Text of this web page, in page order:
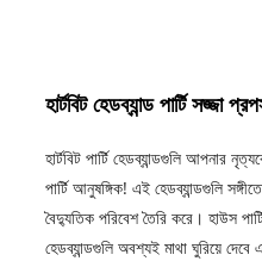
হার্টবিট হেডব্যান্ড পার্টি সজ্জা
হার্টবিট পার্টি হেডব্যান্ডগুলি আপনার
পার্টি আনুষঙ্গিক! এই হেডব্যান্ডগুলি
বৈদ্যুতিক পরিবেশ তৈরি করে। হাউস
হেডব্যান্ডগুলি অবশ্যই মাথা ঘুরিয়ে দেবে